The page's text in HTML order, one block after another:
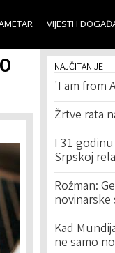
VIJESTI I
NAJČITANIJE
'I am from
Žrtve rata
I 31
Srpskoj
Rožman:
Kad
ne samo